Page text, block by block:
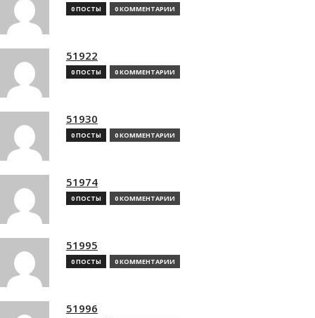
0 ПОСТЫ 0 КОММЕНТАРИИ
51922
0 ПОСТЫ 0 КОММЕНТАРИИ
51930
0 ПОСТЫ 0 КОММЕНТАРИИ
51974
0 ПОСТЫ 0 КОММЕНТАРИИ
51995
0 ПОСТЫ 0 КОММЕНТАРИИ
51996